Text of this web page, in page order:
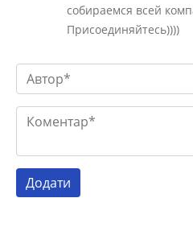
собираемся всей
Присоединяйтесь))))